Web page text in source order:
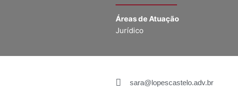
Áreas de Atuação
Jurídico
sara@lopescastelo.adv.br